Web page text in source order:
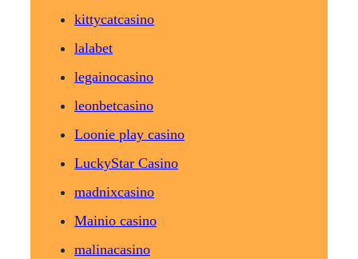
kittycatcasino
lalabet
legainocasino
leonbetcasino
Loonie play casino
LuckyStar Casino
madnixcasino
Mainio casino
malinacasino